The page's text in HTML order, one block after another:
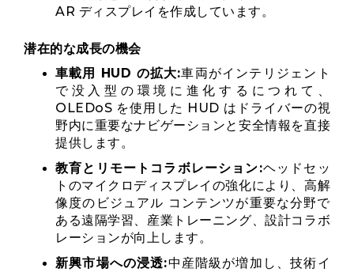
AR ディスプレイを作成しています。
潜在的な成長の機会
車載用 HUD の拡大:車両がインテリジェント
で没入型の環境に進化するにつれて、
OLEDoS を使用した HUD はドライバーの視
野内に重要なナビゲーションと安全情報を直接
提供します。
教育とリモートコラボレーション:ヘッドセッ
トのマイクロディスプレイの強化により、高解
像度のビジュアル コンテンツが重要な分野で
ある遠隔学習、産業トレーニング、設計コラボ
レーションが向上します。
新興市場への浸透:中産階級が増加し、技術イ